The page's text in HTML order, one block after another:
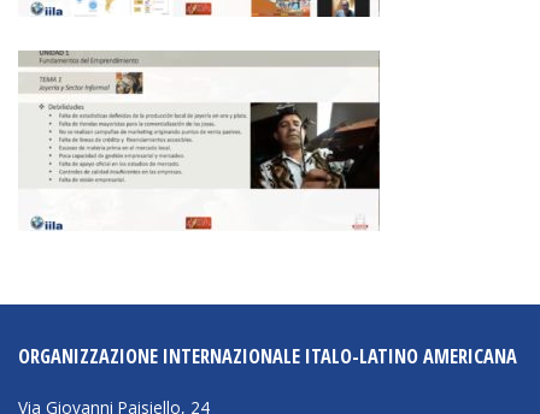
ORGANIZZAZIONE INTERNAZIONALE ITALO-LATINO AMERICANA
Via Giovanni Paisiello, 24